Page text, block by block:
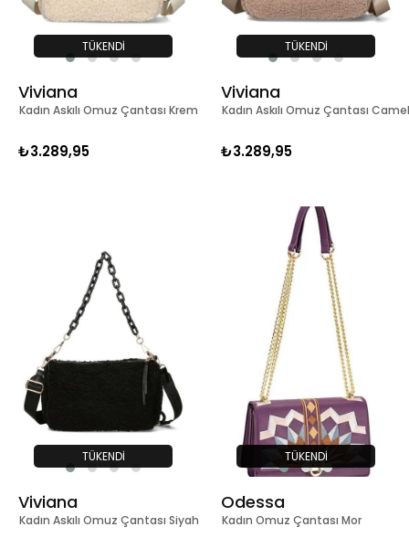
TÜKENDI
Kadın Askılı Omuz Çantası Krem
Viviana
₺3.289,95
TÜKENDI
Kadın Askılı Omuz Çantası Camel
Viviana
₺3.289,95
TÜKENDI
Kadın Askılı Omuz Çantası Siyah
Viviana
TÜKENDI
Kadın Omuz Çantası Mor
Odessa